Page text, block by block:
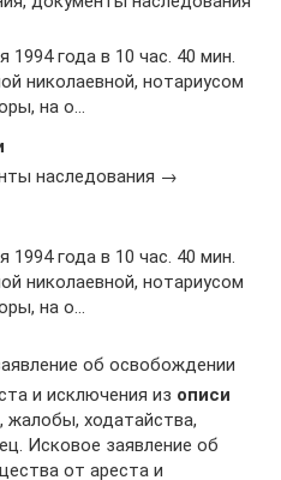
1994 года в 10 час. 40 мин.
николаевной, нотариусом
на о…
наследования →
1994 года в 10 час. 40 мин.
николаевной, нотариусом
на о…
об освобождении
и исключения из описи
жалобы, ходатайства,
Исковое заявление об
от ареста и